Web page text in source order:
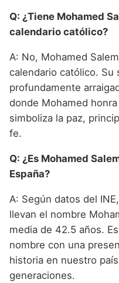
Q: ¿Tiene Mohamed
calendario católico?
A: No, Mohamed
calendario católico. Su
profundamente
donde Mohamed
simboliza la paz,
fe.
Q: ¿Es Mohamed
España?
A: Según datos del
llevan el nombre
media de 42.5 años.
nombre con una
historia en nuestro
generaciones.